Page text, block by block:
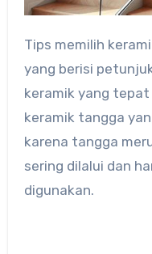
Tips memilih keramik tangga adalah panduan
yang berisi
keramik yang
keramik tangga
karena tangga
sering dilalui dan
digunakan.